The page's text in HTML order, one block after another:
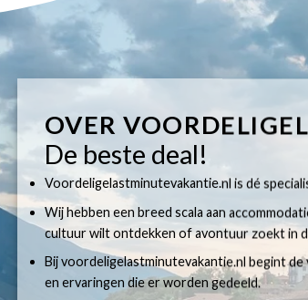
OVER
De beste deal!
Voordeligelastminutevakantie.nl is dé
Wij hebben een breed scala aan
cultuur wilt ontdekken of avontuur zoekt in
Bij voordeligelastminutevakantie.nl begint
en ervaringen die er worden gedeeld.